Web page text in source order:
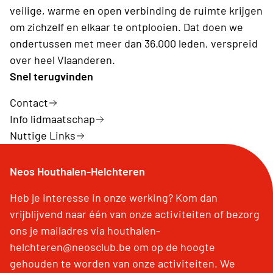
Seine, Bezoek aan Pantheon, Sainte Chapelle, La
conciergerie en BTW & bijdrage garantiefonds
reizen.
veilige, warme en open verbinding de ruimte krijgen
om zichzelf en elkaar te ontplooien. Dat doen we
ondertussen met meer dan 36.000 leden, verspreid
over heel Vlaanderen.
Snel terugvinden
Contact
Info lidmaatschap
Nuttige Links
Neos Houthalen-Helchteren
Heb je interesse in onze werking? Kom dan
vrijblijvend naar één van onze activiteiten of bezorg
ons je mailadres via houthalen-
helchteren@neosclub.be om op de hoogte
gehouden te worden van onze activiteiten. We